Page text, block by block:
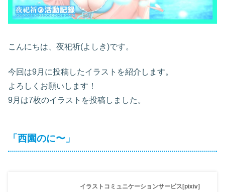
こんにちは、夜祀祈(よしき)です。
今回は9月に投稿したイラストを紹介します。
よろしくお願いします！
9月は7枚のイラストを投稿しました。
「西園のに〜」
イラストコミュニケーションサービス[pixiv]